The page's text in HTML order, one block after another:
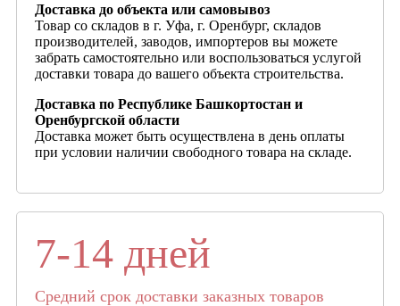
Доставка до объекта или самовывоз
Товар со складов в г. Уфа, г. Оренбург, складов
производителей, заводов, импортеров вы можете
забрать самостоятельно или воспользоваться услугой
доставки товара до вашего объекта строительства.
Доставка по Республике Башкортостан и
Оренбургской области
Доставка может быть осуществлена в день оплаты
при условии наличии свободного товара на складе.
7-14 дней
Средний срок доставки заказных товаров